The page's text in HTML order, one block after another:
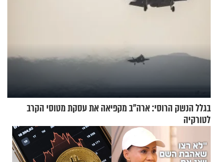
בגלל הנשק הרוסי: ארה"ב מקפיאה את עסקת מטוסי הקרב
לטורקיה